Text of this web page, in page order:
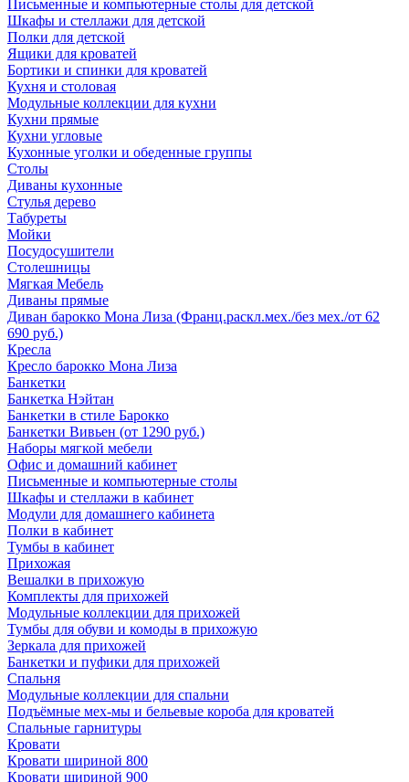
Письменные и компьютерные столы для детской
Шкафы и стеллажи для детской
Полки для детской
Ящики для кроватей
Бортики и спинки для кроватей
Кухня и столовая
Модульные коллекции для кухни
Кухни прямые
Кухни угловые
Кухонные уголки и обеденные группы
Столы
Диваны кухонные
Стулья дерево
Табуреты
Мойки
Посудосушители
Столешницы
Мягкая Мебель
Диваны прямые
Диван барокко Мона Лиза (Франц.раскл.мех./без мех./от 62
690 руб.)
Кресла
Кресло барокко Мона Лиза
Банкетки
Банкетка Нэйтан
Банкетки в стиле Барокко
Банкетки Вивьен (от 1290 руб.)
Наборы мягкой мебели
Офис и домашний кабинет
Письменные и компьютерные столы
Шкафы и стеллажи в кабинет
Модули для домашнего кабинета
Полки в кабинет
Тумбы в кабинет
Прихожая
Вешалки в прихожую
Комплекты для прихожей
Модульные коллекции для прихожей
Тумбы для обуви и комоды в прихожую
Зеркала для прихожей
Банкетки и пуфики для прихожей
Спальня
Модульные коллекции для спальни
Подъёмные мех-мы и бельевые короба для кроватей
Спальные гарнитуры
Кровати
Кровати шириной 800
Кровати шириной 900